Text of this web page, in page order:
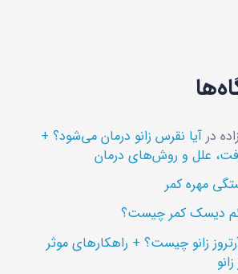
درآیا نقرس زانو درمان می‌شود؟ +
علل و روش‌های درمان
مهره کمر
دیسک کمر چیست؟
زانو چیست؟ + راهکار‌های موثر